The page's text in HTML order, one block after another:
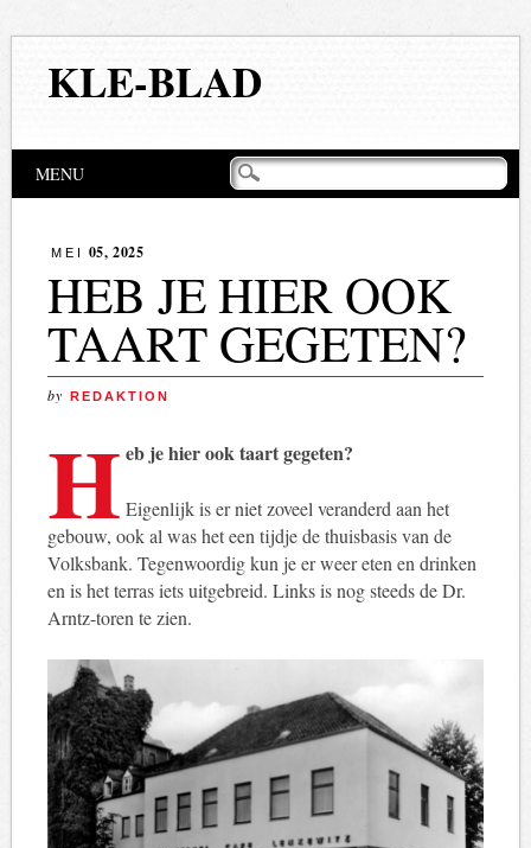
KLE-BLAD
Hoofdmenu
MENU
MEI 05, 2025
HEB JE HIER OOK
TAART GEGETEN?
by REDAKTION
H eb je hier ook taart gegeten?
Eigenlijk is er niet zoveel veranderd aan het
gebouw, ook al was het een tijdje de thuisbasis van de
Volksbank. Tegenwoordig kun je er weer eten en drinken
en is het terras iets uitgebreid. Links is nog steeds de Dr.
Arntz-toren te zien.